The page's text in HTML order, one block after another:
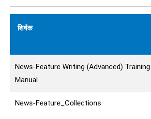
शिर्षक
News-Feature Writing (Advanced) Training
Manual
News-Feature_Collections